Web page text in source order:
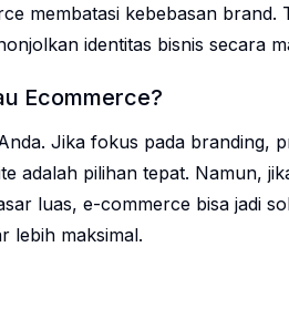
membatasi kebebasan brand.
identitas bisnis secara
Ecommerce?
Jika fokus pada branding,
adalah pilihan tepat. Namun,
luas, e-commerce bisa jadi
lebih maksimal.